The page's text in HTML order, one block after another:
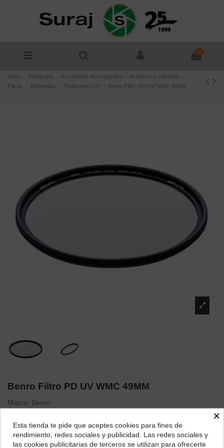
0
Inicio Fotografía Accesorios de Fotografía
Accesorios objetivos
Filtros
Redondos Protectores UV Benro Filtro PD UV WMC 49MM
Benro Filtro PD UV WMC 49MM
Marca: Benro
¿Dónde deseas recibir tu pedido?
×
Esta tienda te pide que aceptes cookies para fines de
rendimiento, redes sociales y publicidad. Las redes sociales y
las cookies publicitarias de terceros se utilizan para ofrecerte